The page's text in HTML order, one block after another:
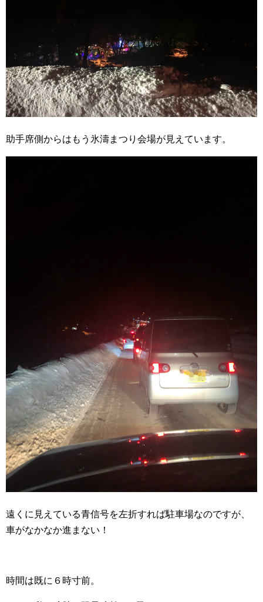
助手席側からはもう氷濤まつり会場が見えています。
遠くに見えている青信号を左折すれば駐車場なのですが、
車がなかなか進まない！
時間は既に６時寸前。